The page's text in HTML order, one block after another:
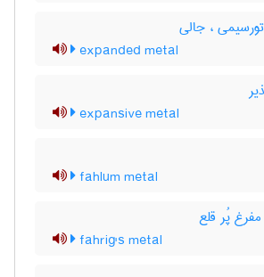
، جالی
expanded metal
expansive metal
fahlum metal
پُر قلع
fahrig's metal